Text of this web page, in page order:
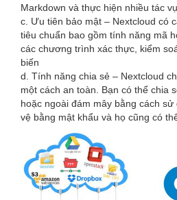
Markdown và thực hiện nhiều tác
c. Ưu tiên bảo mật – Nextcloud có
tiêu chuẩn bao gồm tính năng mã
các chương trình xác thực, kiểm
biến
d. Tính năng chia sẻ – Nextcloud
một cách an toàn. Bạn có thể chia
hoặc ngoài đám mây bằng cách
vệ bằng mật khẩu và họ cũng có